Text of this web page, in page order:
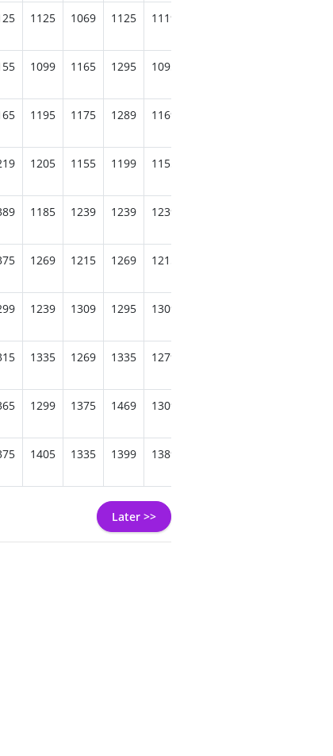
1125 1069 1125 1119
1099 1165 1295 1095
1195 1175 1289 1169
1205 1155 1199 1155
1185 1239 1239 1239
1269 1215 1269 1215
1239 1309 1295 1309
1335 1269 1335 1279
1299 1375 1469 1309
1405 1335 1399 1389
Later >>